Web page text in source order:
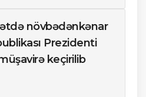
növbədənkənar
Prezidenti
keçirilib